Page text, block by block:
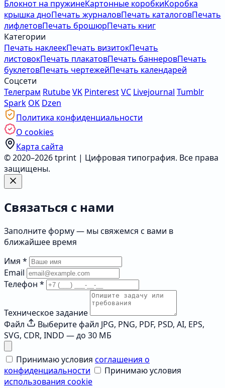
Блокнот на пружинеКартонные коробкиКоробка
крышка дноПечать журналовПечать каталоговПечать
лифлетовПечать брошюрПечать книг
Категории
Печать наклеекПечать визитокПечать
листовокПечать плакатовПечать баннеровПечать
буклетовПечать чертежейПечать календарей
Соцсети
Телеграм RutubeVK PinterestVC Livejournal Tumblr
Spark OK Dzen
Политика конфиденциальности
О cookies
Карта сайта
© 2020–2026 tprint | Цифровая типография. Все права
защищены.
Связаться с нами
Заполните форму — мы свяжемся с вами в
ближайшее время
Имя *
Email
Телефон *
Техническое задание
Файл
Выберите файл JPG, PNG, PDF, PSD, AI, EPS,
SVG, CDR, INDD — до 30 МБ
Принимаю условия соглашения о
конфиденциальности
Принимаю условия
использования cookie